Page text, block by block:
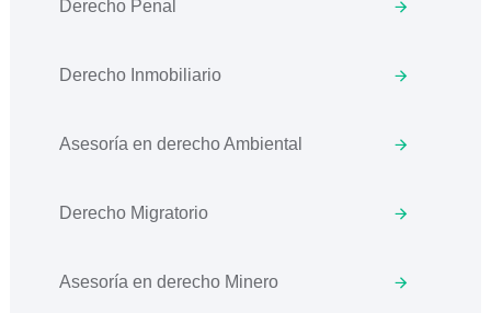
Derecho Penal
Derecho Inmobiliario
Asesoría en derecho Ambiental
Derecho Migratorio
Asesoría en derecho Minero